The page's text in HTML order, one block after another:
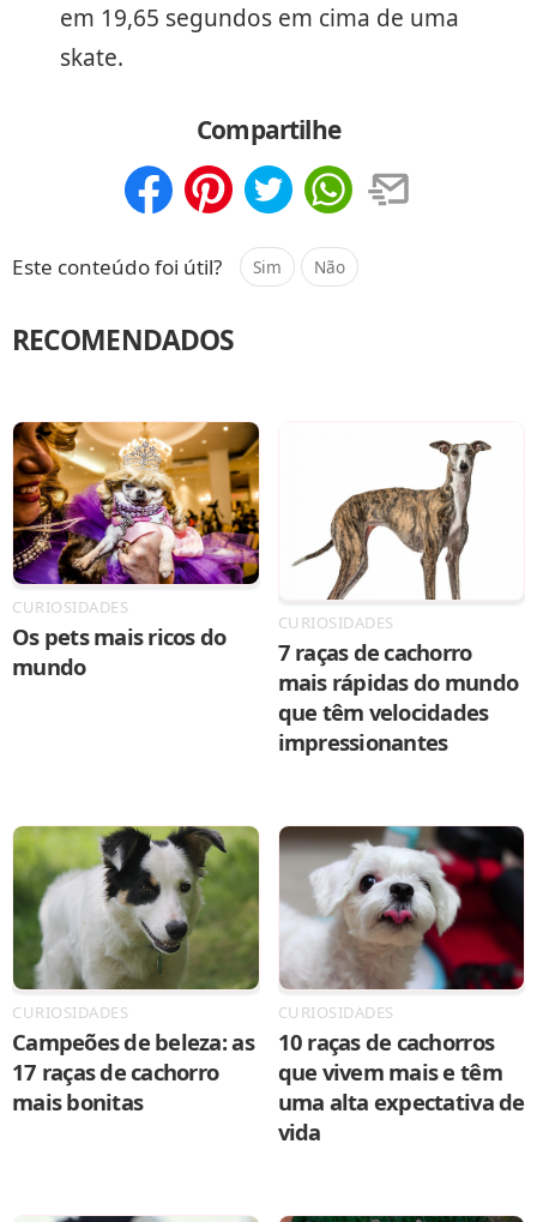
em 19,65 segundos em cima de uma
skate.
Compartilhe
Este conteúdo foi útil? Sim Não
RECOMENDADOS
CURIOSIDADES
Os pets mais ricos do
mundo
CURIOSIDADES
7 raças de cachorro
mais rápidas do mundo
que têm velocidades
impressionantes
CURIOSIDADES
Campeões de beleza: as
17 raças de cachorro
mais bonitas
CURIOSIDADES
10 raças de cachorros
que vivem mais e têm
uma alta expectativa de
vida